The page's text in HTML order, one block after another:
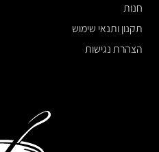
חנות
תקנון ותנאי שימוש
הצהרת נגישות